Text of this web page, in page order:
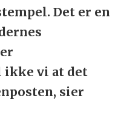
Det er en
ikke vi at det
sier